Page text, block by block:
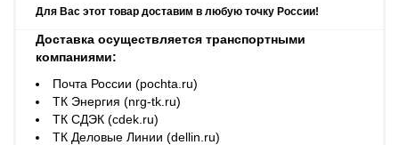
Для Вас этот товар доставим в любую точку России!
Доставка осуществляется транспортными
компаниями:
Почта России (pochta.ru)
ТК Энергия (nrg-tk.ru)
ТК СДЭК (cdek.ru)
ТК Деловые Линии (dellin.ru)